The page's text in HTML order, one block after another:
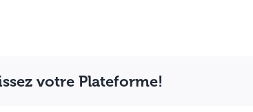
votre Plateforme!